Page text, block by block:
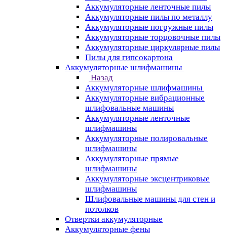
Аккумуляторные ленточные пилы
Аккумуляторные пилы по металлу
Аккумуляторные погружные пилы
Аккумуляторные торцовочные пилы
Аккумуляторные циркулярные пилы
Пилы для гипсокартона
Аккумуляторные шлифмашины
Назад
Аккумуляторные шлифмашины
Аккумуляторные вибрационные
шлифовальные машины
Аккумуляторные ленточные
шлифмашины
Аккумуляторные полировальные
шлифмашины
Аккумуляторные прямые
шлифмашины
Аккумуляторные эксцентриковые
шлифмашины
Шлифовальные машины для стен и
потолков
Отвертки аккумуляторные
Аккумуляторные фены